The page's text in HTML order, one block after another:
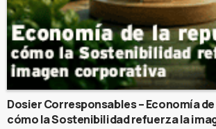
Dosier Corresponsables – Economía
cómo la Sostenibilidad refuerza la